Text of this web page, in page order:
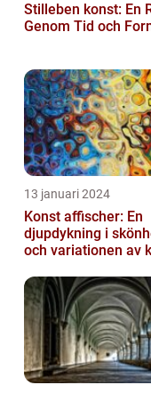
Stilleben konst: En
Genom Tid och
13 januari 2024
Konst affischer: En
djupdykning i
och variationen av